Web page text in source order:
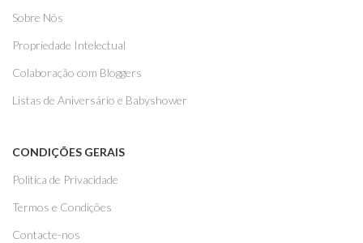
Sobre Nós
Propriedade Intelectual
Colaboração com Bloggers
Listas de Aniversário e Babyshower
CONDIÇÕES GERAIS
Politica de Privacidade
Termos e Condições
Contacte-nos